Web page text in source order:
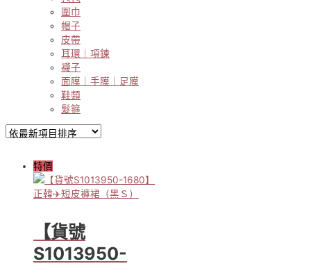
圍巾
帽子
皮帶
耳環｜項鍊
襪子
面膜｜手膜｜足膜
鞋類
髮箍
特價
【貨號
S1013950-